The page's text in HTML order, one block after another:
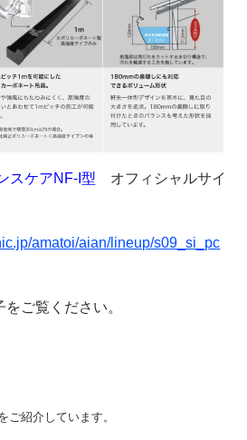
スケアNF-I型 オフィシャルサイ
amatoi/aian/lineup/s09_si_pc
ご覧ください。
ご紹介しています。